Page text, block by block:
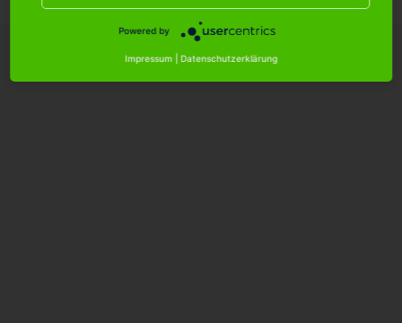
Datenschutzerklärung
AGB Impressum
Powered by
Impressum Datenschutzerklärung